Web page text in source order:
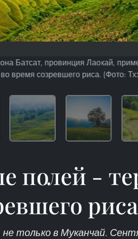
Батсат, провинция Лаокай,
время созревшего риса. (Фото:
полей -
только в Муканчай.